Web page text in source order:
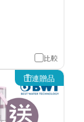
比較
連贈品